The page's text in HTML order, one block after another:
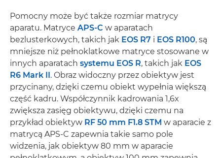
Pomocny może być także rozmiar matrycy
aparatu. Matryce APS-C w aparatach
bezlusterkowych, takich jak EOS R7 i EOS R100, są
mniejsze niż pełnoklatkowe matryce stosowane w
innych aparatach systemu EOS R, takich jak EOS
R6 Mark II. Obraz widoczny przez obiektyw jest
przycinany, dzięki czemu obiekt wypełnia większą
część kadru. Współczynnik kadrowania 1,6x
zwiększa zasięg obiektywu, dzięki czemu na
przykład obiektyw RF 50 mm F1.8 STM w aparacie z
matrycą APS-C zapewnia takie samo pole
widzenia, jak obiektyw 80 mm w aparacie